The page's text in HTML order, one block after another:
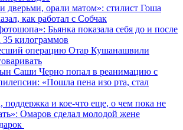
дверьми, орали матом»: стилист Гоша
как работал с Собчак
Бьянка показала себя до и после
35 килограммов
операцию Отар Кушанашвили
Саши Черно попал в реанимацию с
«Пошла пена изо рта, стал
и кое-что еще, о чем пока не
Омаров сделал молодой жене